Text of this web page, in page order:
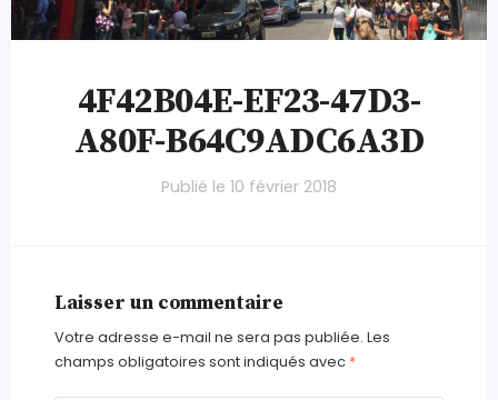
4F42B04E-EF23-47D3-
A80F-B64C9ADC6A3D
Publié le 10 février 2018
Laisser un commentaire
Votre adresse e-mail ne sera pas publiée. Les
champs obligatoires sont indiqués avec *